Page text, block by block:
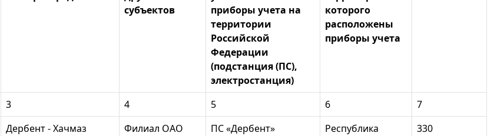
субъектов
приборы учета на
территории
Российской
Федерации
(подстанция (ПС),
электростанция)
которого
расположены
приборы учета
3 4 5 6
7
Дербент - Хачмаз
Филиал ОАО
ПС «Дербент»
Республика
330